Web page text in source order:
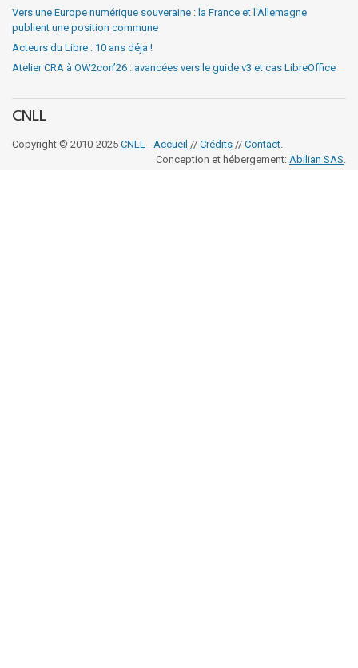
Vers une Europe numérique souveraine : la France et l'Allemagne
publient une position commune
Acteurs du Libre : 10 ans déja !
Atelier CRA à OW2con’26 : avancées vers le guide v3 et cas LibreOffice
CNLL
Copyright © 2010-2025 CNLL - Accueil // Crédits // Contact.
Conception et hébergement: Abilian SAS.